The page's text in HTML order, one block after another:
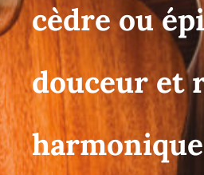
cèdre ou
douceur et